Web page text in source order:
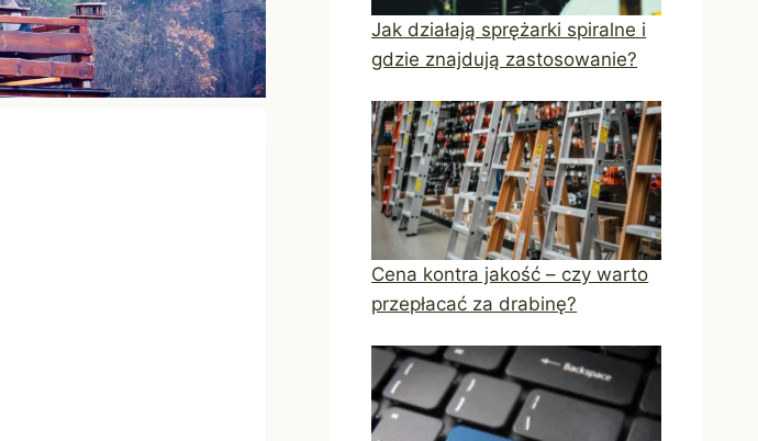
Jak działają sprężarki spiralne i
gdzie znajdują zastosowanie?
Cena kontra jakość – czy warto
przepłacać za drabinę?